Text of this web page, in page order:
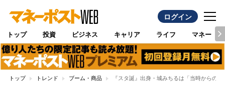
ログイン
トップ 投資 ビジネス キャリア ライフ マネー
トップ トレンド ブーム・商品 『スタ誕』出身・城みちるは「当時からの